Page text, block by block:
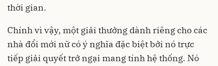
thời gian.
Chính vì vậy, một giải thưởng dành riêng cho các
nhà đổi mới nữ có ý nghĩa đặc biệt bởi nó trực
tiếp giải quyết trở ngại mang tính hệ thống. Nó